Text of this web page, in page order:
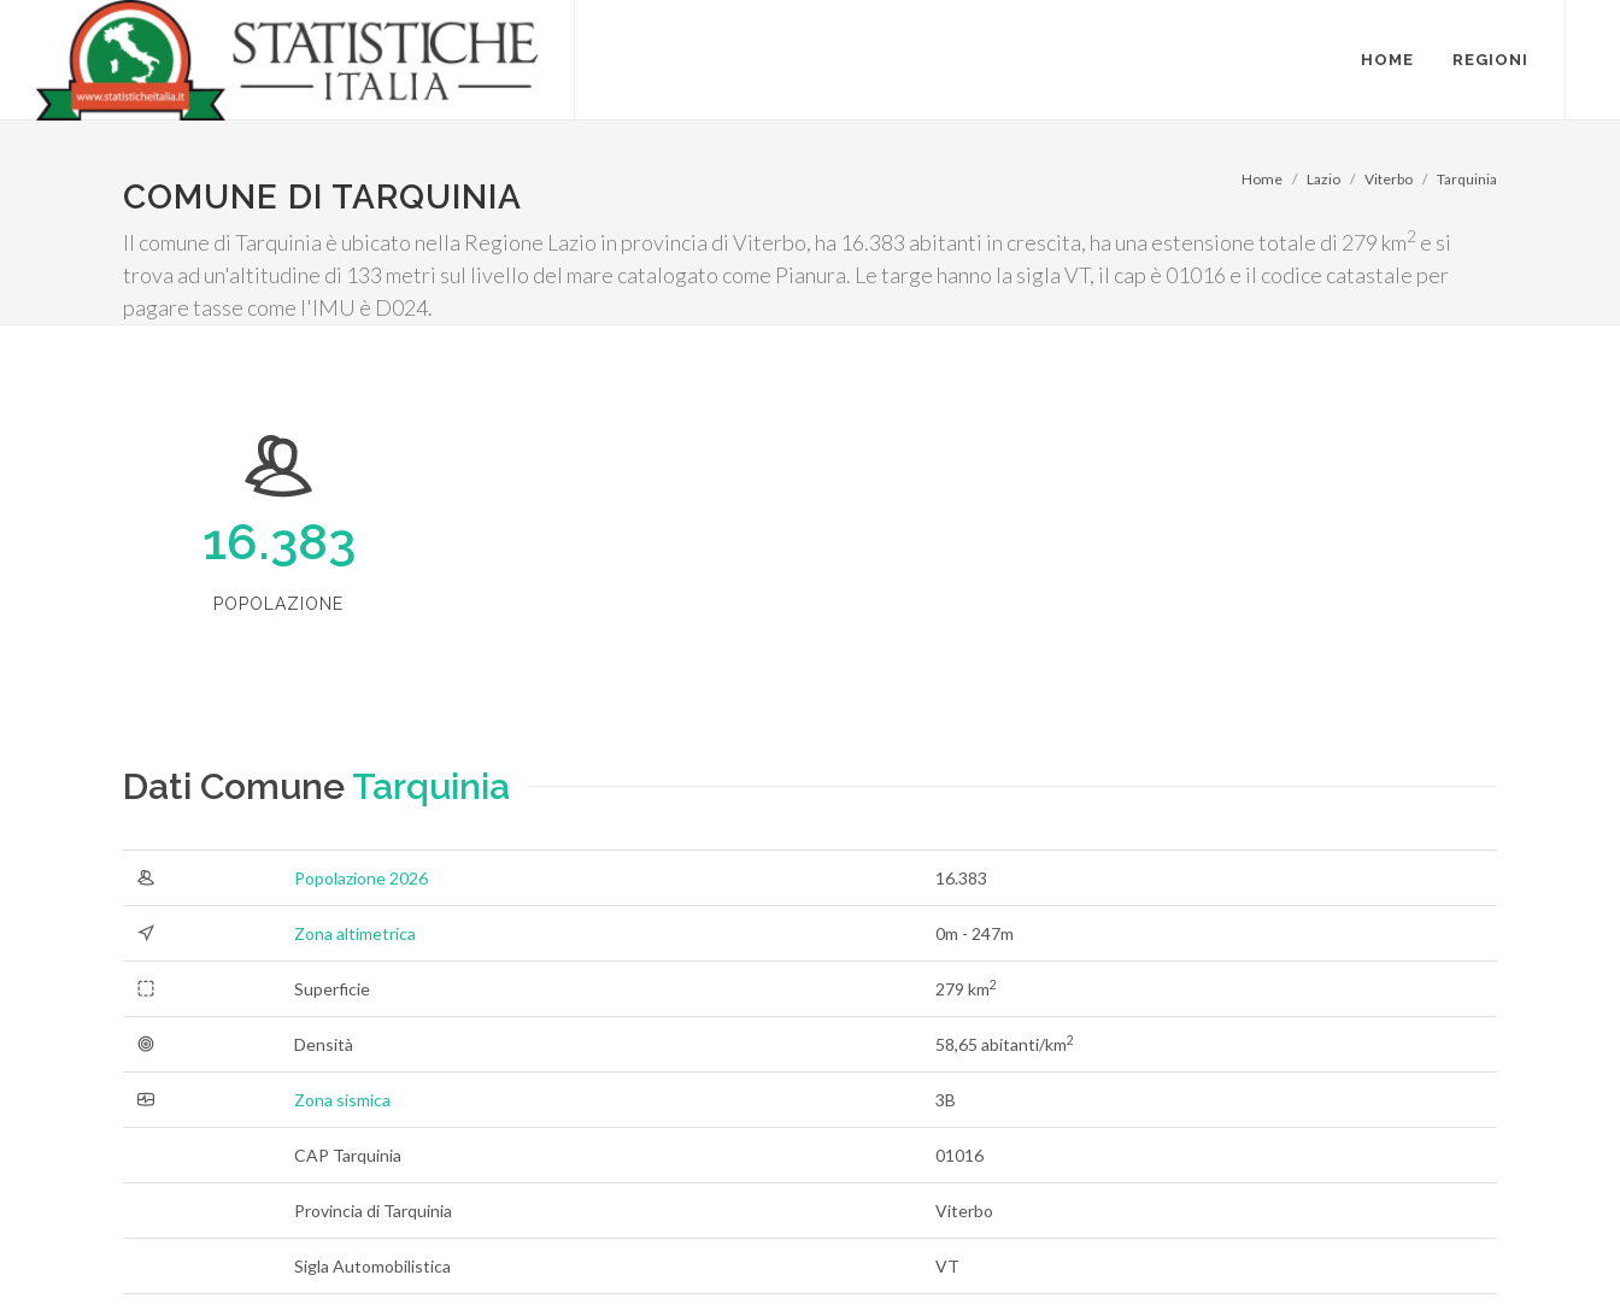
HOME REGIONI
COMUNE DI TARQUINIA
Il comune di Tarquinia è ubicato nella Regione Lazio in provincia di Viterbo, ha 16.383 abitanti in crescita, ha una estensione totale di 279 km2 e si
trova ad un'altitudine di 133 metri sul livello del mare catalogato come Pianura. Le targe hanno la sigla VT, il cap è 01016 e il codice catastale per
pagare tasse come l'IMU è D024.
Home Lazio Viterbo Tarquinia
16.383
POPOLAZIONE
Dati Comune Tarquinia
Popolazione 2026 16.383
Zona altimetrica 0m - 247m
Superficie 279 km2
Densità 58,65 abitanti/km2
Zona sismica 3B
CAP Tarquinia 01016
Provincia di Tarquinia Viterbo
Sigla Automobilistica VT